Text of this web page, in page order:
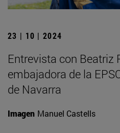
23 | 10 | 2024
Entrevista con Beatriz
embajadora de la
de Navarra
Imagen Manuel Castells